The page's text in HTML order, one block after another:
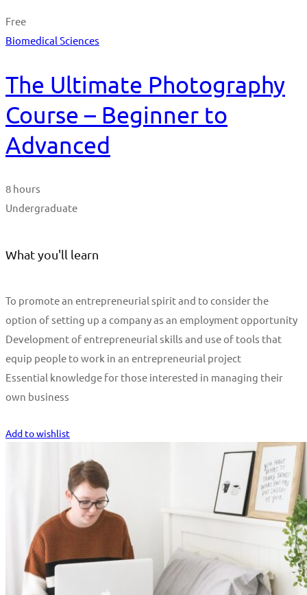
Free
Biomedical Sciences
The Ultimate Photography
Course – Beginner to
Advanced
8 hours
Undergraduate
What you'll learn
To promote an entrepreneurial spirit and to consider the
option of setting up a company as an employment opportunity
Development of entrepreneurial skills and use of tools that
equip people to work in an entrepreneurial project
Essential knowledge for those interested in managing their
own business
Add to wishlist